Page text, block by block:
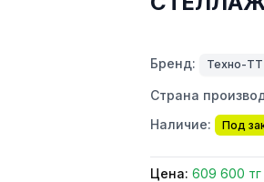
Бренд: Техно-ТТ
Страна
Наличие:
Под
Цена: 609 600 тг